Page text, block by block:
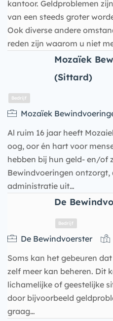
Bedrijf
kantoor. Geldproblemen
van een steeds groter
Ook diverse andere
reden zijn waarom u niet
Mozaïek
(Sittard)
Mozaïek
Al ruim 16 jaar heeft
oog, oor én hart voor
hebben bij hun geld- en/of
Bewindvoeringen
administratie uit…
De
De Bewindvoerster
Soms kan het gebeuren
zelf meer kan beheren. Dit
lichamelijke of geestelijke
door bijvoorbeeld
graag…